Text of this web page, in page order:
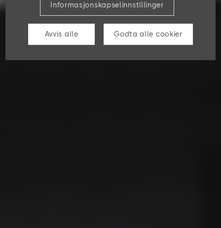
Informasjonskapselinnstillinger
Avvis alle Godta alle cookier